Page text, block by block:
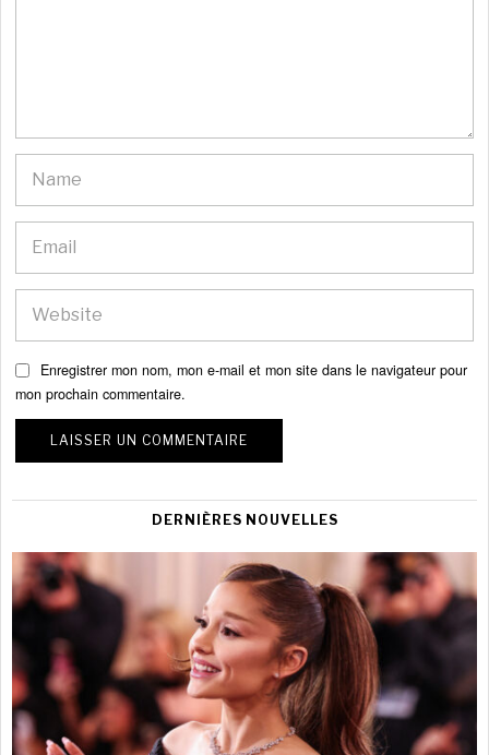
Enregistrer mon nom, mon e-mail et mon site dans le navigateur pour
mon prochain commentaire.
DERNIÈRES NOUVELLES